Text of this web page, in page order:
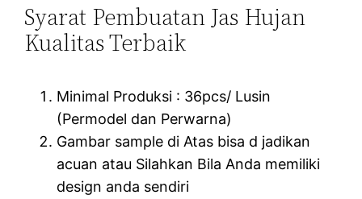
Syarat Pembuatan Jas Hujan
Kualitas Terbaik
Minimal Produksi : 36pcs/ Lusin
(Permodel dan Perwarna)
Gambar sample di Atas bisa d jadikan
acuan atau Silahkan Bila Anda memiliki
design anda sendiri